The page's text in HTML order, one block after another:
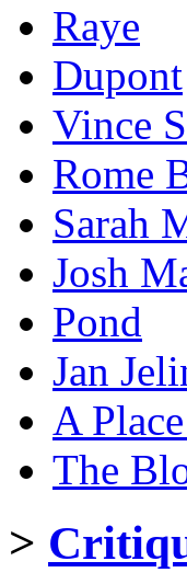
Raye
Dupont
Vince
Rome
Sarah
Josh
Pond
Jan
A
The
>